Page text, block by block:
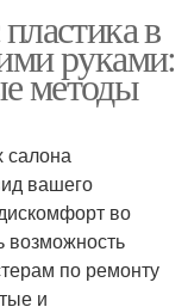
в
руками:
методы
салона
вашего
во
возможность
по ремонту
и